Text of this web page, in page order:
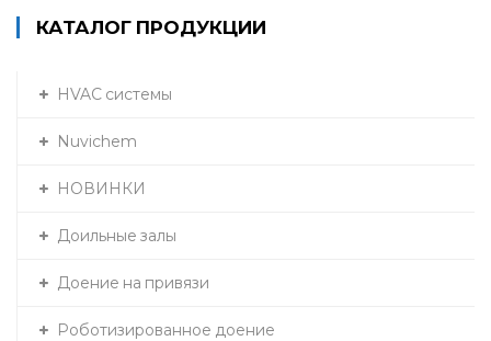
КАТАЛОГ ПРОДУКЦИИ
HVAC системы
Nuvichem
НОВИНКИ
Доильные залы
Доение на привязи
Роботизированное доение